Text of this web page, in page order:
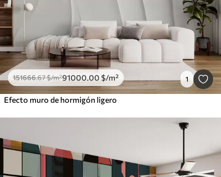
151666.67$/m²91000.00 $/m² 1
Efecto muro de hormigón ligero